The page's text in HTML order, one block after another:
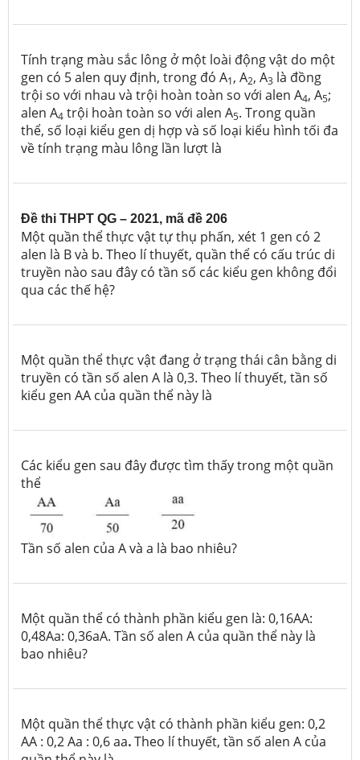
Tính trạng màu sắc lông ở một loài động vật do một
gen có 5 alen quy định, trong đó A1, A2, A3 là đồng
trội so với nhau và trội hoàn toàn so với alen A4, A5;
alen A4 trội hoàn toàn so với alen A5. Trong quần
thể, số loại kiểu gen dị hợp và số loại kiểu hình tối đa
về tính trạng màu lông lần lượt là
Đề thi THPT QG – 2021, mã đề 206
Một quần thể thực vật tự thụ phấn, xét 1 gen có 2
alen là B và b. Theo lí thuyết, quần thể có cấu trúc di
truyền nào sau đây có tần số các kiểu gen không đổi
qua các thế hệ?
Một quần thể thực vật đang ở trạng thái cân bằng di
truyền có tần số alen A là 0,3. Theo lí thuyết, tần số
kiểu gen AA của quần thể này là
Các kiểu gen sau đây được tìm thấy trong một quần
thể
Tần số alen của A và a là bao nhiêu?
Một quần thể có thành phần kiểu gen là: 0,16AA:
0,48Aa: 0,36aA. Tần số alen A của quần thể này là
bao nhiêu?
Một quần thể thực vật có thành phần kiểu gen: 0,2
AA : 0,2 Aa : 0,6 aa.Theo lí thuyết, tần số alen A của